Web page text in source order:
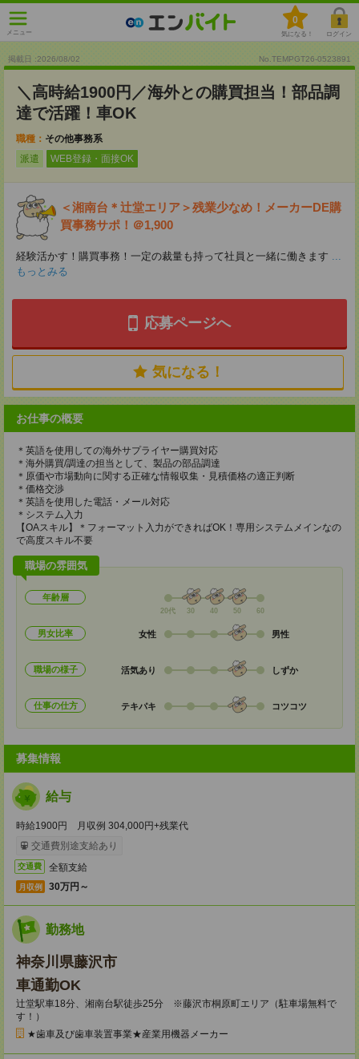
メニュー
0
気になる！ ログイン
掲載日 :2026/08/02 No.TEMPGT26-0523891
＼高時給1900円／海外との購買担当！部品調
達で活躍！車OK
職種： その他事務系
派遣
WEB登録・面接OK
＜湘南台＊辻堂エリア＞残業少なめ！メーカーDE購
買事務サポ！＠1,900
経験活かす！購買事務！一定の裁量も持って社員と一緒に働きます ...
もっとみる
応募ページへ
気になる！
お仕事の概要
＊英語を使用しての海外サプライヤー購買対応
＊海外購買/調達の担当として、製品の部品調達
＊原価や市場動向に関する正確な情報収集・見積価格の適正判断
＊価格交渉
＊英語を使用した電話・メール対応
＊システム入力
【OAスキル】＊フォーマット入力ができればOK！専用システムメインなの
で高度スキル不要
職場の雰囲気
年齢層
20代 30 40 50 60
男女比率 女性 男性
職場の様子 活気あり しずか
仕事の仕方 テキパキ コツコツ
募集情報
給与
時給1900円 月収例 304,000円+残業代
交通費別途支給あり
交通費 全額支給
月収例 30万円～
勤務地
神奈川県藤沢市
車通勤OK
辻堂駅車18分、湘南台駅徒歩25分 ※藤沢市桐原町エリア（駐車場無料で
す！）
★歯車及び歯車装置事業★産業用機器メーカー